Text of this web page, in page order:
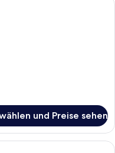
und Preise sehen
mit einem großen